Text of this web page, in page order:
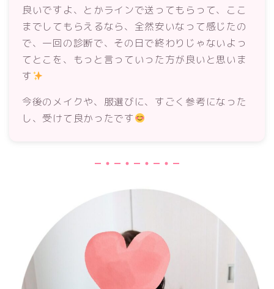
良いですよ、とかラインで送ってもらって、ここ
までしてもらえるなら、全然安いなって感じたの
で、一回の診断で、その日で終わりじゃないよっ
てとこを、もっと言っていった方が良いと思いま
す
今後のメイクや、服選びに、すごく参考になった
し、受けて良かったです